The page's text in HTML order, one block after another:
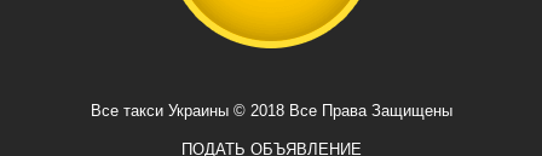
Все такси Украины © 2018 Все Права Защищены
ПОДАТЬ ОБЪЯВЛЕНИЕ